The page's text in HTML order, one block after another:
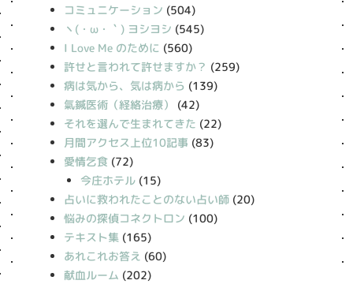
コミュニケーション (504)
丶(・ω・｀) ヨシヨシ (545)
I Love Me のために (560)
許せと言われて許せますか？ (259)
病は気から、気は病から (139)
氣鍼医術（経絡治療）
(42)
それを選んで生まれてきた (22)
月間アクセス上位10記事 (83)
愛情乞食 (72)
今庄ホテル(15)
占いに救われたことのない占い師 (20)
悩みの探偵コネクトロン (100)
テキスト集 (165)
あれこれお答え (60)
献血ルーム (202)